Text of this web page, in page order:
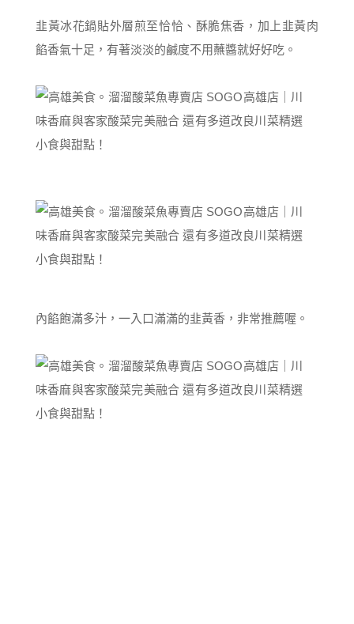
韭黃冰花鍋貼外層煎至恰恰、酥脆焦香，加上韭黃肉
餡香氣十足，有著淡淡的鹹度不用蘸醬就好好吃。
內餡飽滿多汁，一入口滿滿的韭黃香，非常推薦喔。